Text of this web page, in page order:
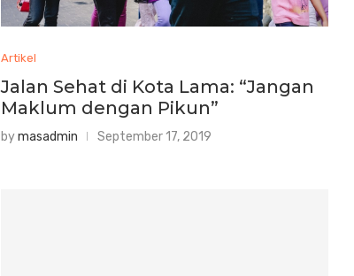
Artikel
Jalan Sehat di Kota Lama: “Jangan
Maklum dengan Pikun”
bymasadmin September 17, 2019